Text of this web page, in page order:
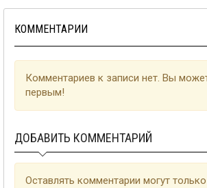
КОММЕНТАРИИ
Комментариев к записи нет. Вы
первым!
ДОБАВИТЬ КОММЕНТАРИЙ
Оставлять комментарии могут только